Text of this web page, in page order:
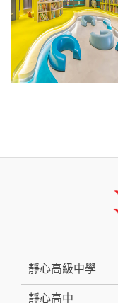
靜心高級中學
靜心高中